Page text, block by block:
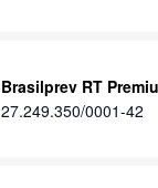
Brasilprev RT
27.249.350/0001-42